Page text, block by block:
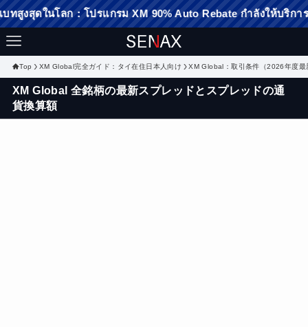
ลก：โปรแกรม XM 90% Auto Rebate กำลังให้บริการ：คลิกที่นี่เ
Top XM Global完全ガイド：タイ在住日本人向け XM Global：取引条件（2026年度最
XM Global 全銘柄の最新スプレッドとスプレッドの通
貨換算額